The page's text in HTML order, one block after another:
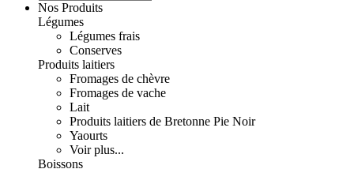
Nos Produits
Légumes
Légumes frais
Conserves
Produits laitiers
Fromages de chèvre
Fromages de vache
Lait
Produits laitiers de Bretonne Pie Noir
Yaourts
Voir plus...
Boissons